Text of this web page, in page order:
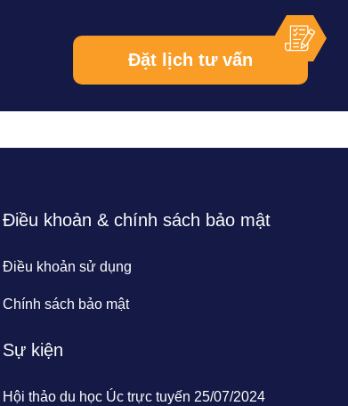
Điều khoản & chính sách bảo mật
Điều khoản sử dụng
Chính sách bảo mật
Sự kiện
Hội thảo du học Úc trực tuyến 25/07/2024